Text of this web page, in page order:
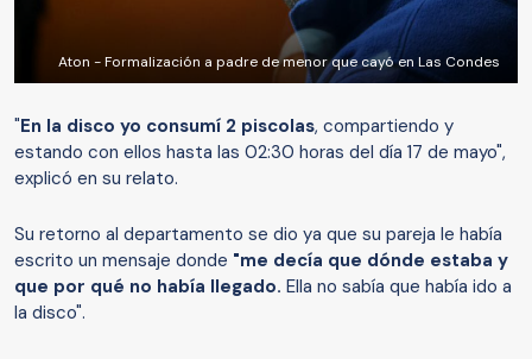
Aton - Formalización a padre de menor que cayó en Las Condes
"En la disco yo consumí 2 piscolas, compartiendo y
estando con ellos hasta las 02:30 horas del día 17 de mayo",
explicó en su relato.
Su retorno al departamento se dio ya que su pareja le había
escrito un mensaje donde "me decía que dónde estaba y
que por qué no había llegado. Ella no sabía que había ido a
la disco".